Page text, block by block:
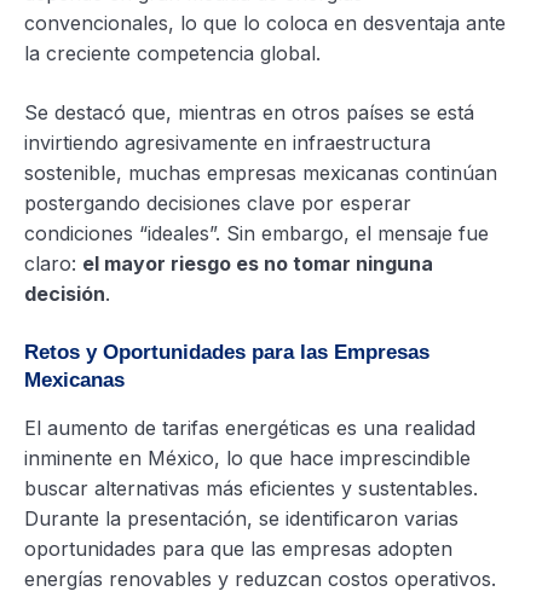
convencionales, lo que lo coloca en desventaja ante
la creciente competencia global.
Se destacó que, mientras en otros países se está
invirtiendo agresivamente en infraestructura
sostenible, muchas empresas mexicanas continúan
postergando decisiones clave por esperar
condiciones “ideales”. Sin embargo, el mensaje fue
claro: el mayor riesgo es no tomar ninguna
decisión.
Retos y Oportunidades para las Empresas
Mexicanas
El aumento de tarifas energéticas es una realidad
inminente en México, lo que hace imprescindible
buscar alternativas más eficientes y sustentables.
Durante la presentación, se identificaron varias
oportunidades para que las empresas adopten
energías renovables y reduzcan costos operativos.